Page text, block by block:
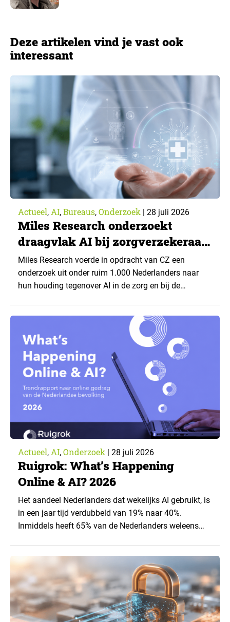
Deze artikelen vind je vast ook
interessant
Actueel, AI, Bureaus, Onderzoek | 28 juli 2026
Miles Research onderzoekt
draagvlak AI bij zorgverzekeraar
CZ
Miles Research voerde in opdracht van CZ een
onderzoek uit onder ruim 1.000 Nederlanders naar
hun houding tegenover AI in de zorg en bij de
toepassingen, en waar trekken zij een grens? Dit
artikel is aangeleverd door kennispartner Miles
Research. ▼ De uitkomsten zijn…
Actueel, AI, Onderzoek | 28 juli 2026
Ruigrok: What’s Happening
Online & AI? 2026
Het aandeel Nederlanders dat wekelijks AI gebruikt, is
in een jaar tijd verdubbeld van 19% naar 40%.
Inmiddels heeft 65% van de Nederlanders weleens
van What’s Happening Online & AI? 2026, het
jaarlijkse trendrapport van Ruigrok onderzoek &
advies over…